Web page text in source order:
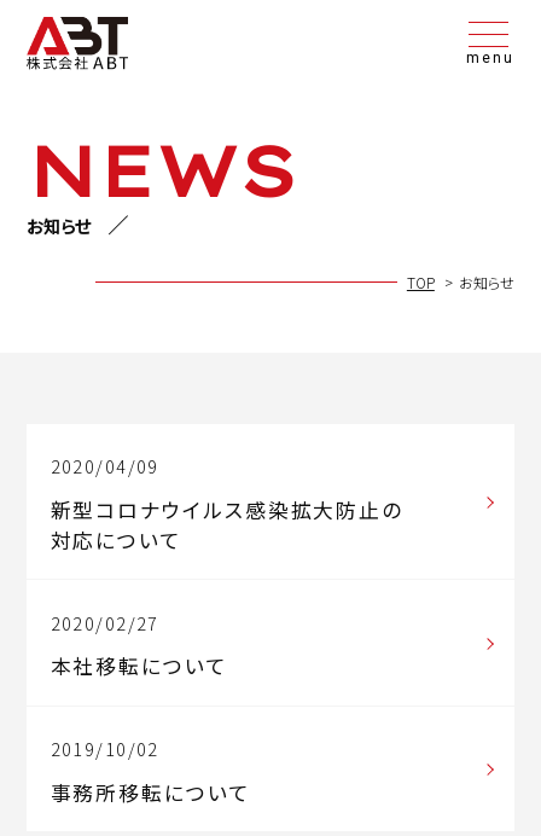
menu
NEWS
お知らせ
TOP お知らせ
2020/04/09
新型コロナウイルス感染拡大防止の
対応について
2020/02/27
本社移転について
2019/10/02
事務所移転について